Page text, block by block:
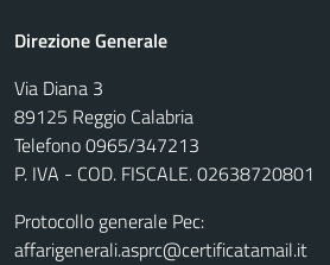
Direzione Generale
Via Diana 3
89125 Reggio Calabria
Telefono 0965/347213
P. IVA - COD. FISCALE. 02638720801
Protocollo generale Pec:
affarigenerali.asprc@certificatamail.it